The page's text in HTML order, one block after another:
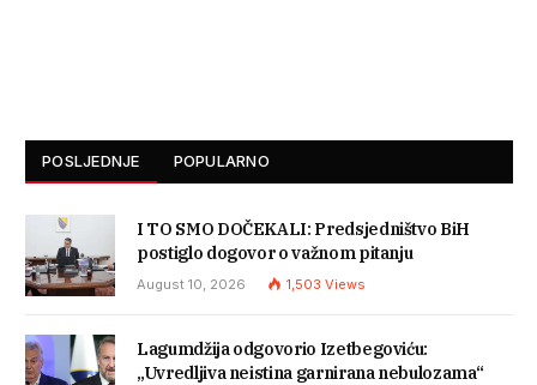
POSLJEDNJE POPULARNO
I TO SMO DOČEKALI: Predsjedništvo BiH
postiglo dogovor o važnom pitanju
August 10, 2026 1,503 Views
Lagumdžija odgovorio Izetbegoviću:
„Uvredljiva neistina garnirana nebulozama“